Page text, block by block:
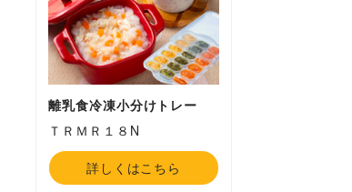
離乳食冷凍小分けトレー
ＴＲＭＲ１８N
詳しくはこちら